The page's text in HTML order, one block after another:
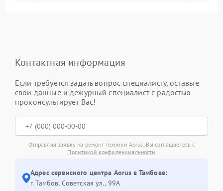
Контактная информация
Если требуется задать вопрос специалисту, оставьте
свои данные и дежурный специалист с радостью
проконсультирует Вас!
Отправляя заявку на ремонт техники Aorus, Вы соглашаетесь с
Политикой конфиденциальности
Адрес сервисного центра Aorus в Тамбове:
г. Тамбов, Советская ул., 99А